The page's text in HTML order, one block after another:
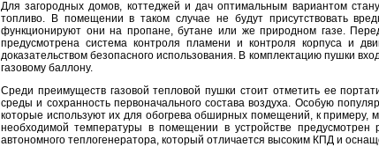
Для загородных домов, коттеджей и дач оптимальным вариантом
топливо. В помещении в таком случае не будут присутствовать
функционируют они на пропане, бутане или же природном газе.
предусмотрена система контроля пламени и контроля корпуса и
доказательством безопасного использования. В комплектацию пушки
газовому баллону.
Среди преимуществ газовой тепловой пушки стоит отметить ее
среды и сохранность первоначального состава воздуха. Особую
которые используют их для обогрева обширных помещений, к примеру,
необходимой температуры в помещении в устройстве предусмотрен
автономного теплогенератора, который отличается высоким КПД и